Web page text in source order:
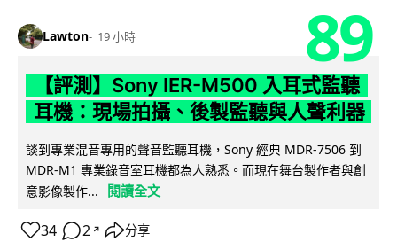
Lawton 19 小時 89
【評測】Sony IER-M500 入耳式監聽
耳機：現場拍攝、後製監聽與人聲利器
談到專業混音專用的聲音監聽耳機，Sony 經典 MDR-7506 到
MDR-M1 專業錄音室耳機都為人熟悉。而現在舞台製作者與創
意影像製作...
閱讀全文
34 2 ↗ 分享